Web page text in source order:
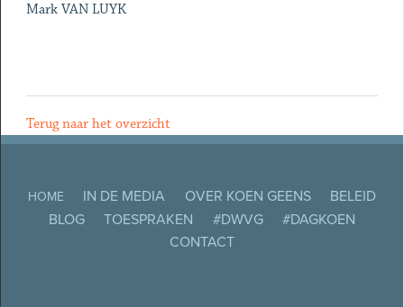
Mark VAN LUYK
Terug naar het overzicht
HOME IN DE MEDIA OVER KOEN GEENS
BELEID
BLOG
TOESPRAKEN #DWVG
#DAGKOEN
CONTACT